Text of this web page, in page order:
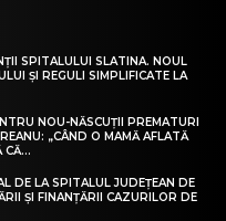
SPITALULUI SLATINA. NOUL
ȘI REGULI SIMPLIFICATE LA
NOU-NĂSCUȚII PREMATURI
„CÂND O MAMĂ AFLATĂ
CĂ...
DE LA SPITALUL JUDEȚEAN DE
ȘI FINANȚĂRII CAZURILOR DE